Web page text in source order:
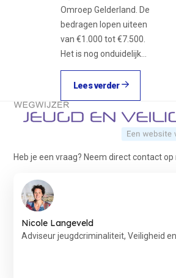
Omroep Gelderland. De
bedragen lopen uiteen
van €1.000 tot €7.500.
Het is nog onduidelijk…
Lees verder
Terug naar de startpagina
Heb je een vraag? Neem direct contact op
Nicole Langeveld
Adviseur jeugdcriminaliteit, Veiligheid